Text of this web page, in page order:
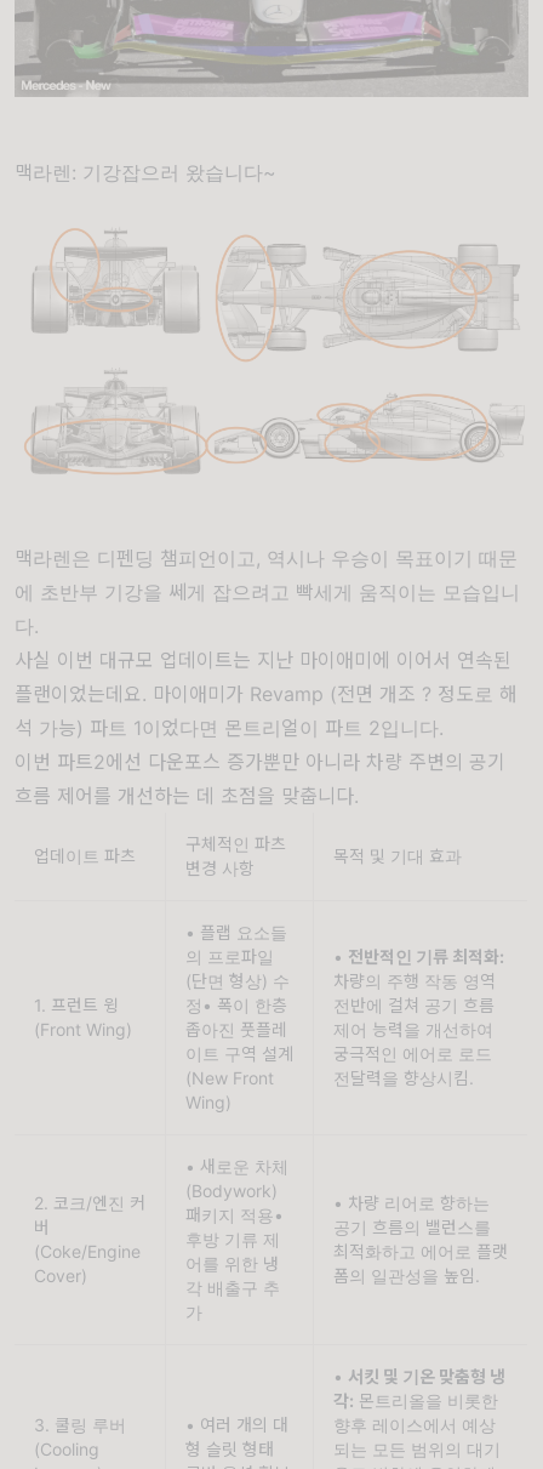
맥라렌: 기강잡으러 왔습니다~
맥라렌은 디펜딩 챔피언이고, 역시나 우승이 목표이기 때문
에 초반부 기강을 쎄게 잡으려고 빡세게 움직이는 모습입니
다.
사실 이번 대규모 업데이트는 지난 마이애미에 이어서 연속된
플랜이었는데요. 마이애미가 Revamp (전면 개조 ? 정도로 해
석 가능) 파트 1이었다면 몬트리얼이 파트 2입니다.
이번 파트2에선 다운포스 증가뿐만 아니라 차량 주변의 공기
흐름 제어를 개선하는 데 초점을 맞춥니다.
업데이트 파츠
구체적인 파츠
변경 사항
목적 및 기대 효과
1. 프런트 윙
(Front Wing)
• 플랩 요소들
의 프로파일
(단면 형상) 수
정• 폭이 한층
좁아진 풋플레
이트 구역 설계
(New Front
Wing)
• 전반적인 기류 최적화:
차량의 주행 작동 영역
전반에 걸쳐 공기 흐름
제어 능력을 개선하여
궁극적인 에어로 로드
전달력을 향상시킴.
2. 코크/엔진 커
버
(Coke/Engine
Cover)
• 새로운 차체
(Bodywork)
패키지 적용•
후방 기류 제
어를 위한 냉
각 배출구 추
가
• 차량 리어로 향하는
공기 흐름의 밸런스를
최적화하고 에어로 플랫
폼의 일관성을 높임.
3. 쿨링 루버
(Cooling
• 여러 개의 대
형 슬릿 형태
• 서킷 및 기온 맞춤형 냉
각: 몬트리올을 비롯한
향후 레이스에서 예상
되는 모든 범위의 대기